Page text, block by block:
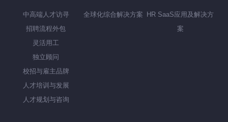
中高端人才访寻
招聘流程外包
灵活用工
独立顾问
校招与雇主品牌
人才培训与发展
人才规划与咨询
全球化综合解决方案
HR SaaS应用及解决方
案